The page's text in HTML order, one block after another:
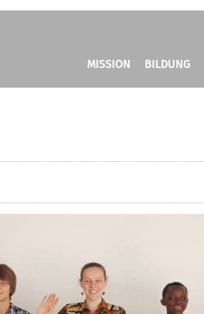
MISSION BILDUNG